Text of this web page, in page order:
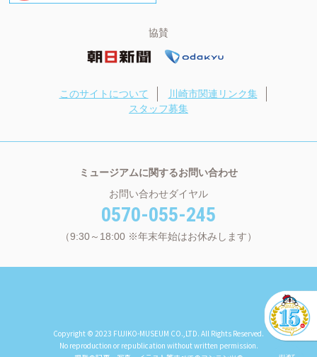
協賛
このサイトについて
川崎市関連リンク集
スタッフ募集
ミュージアムに関するお問い合わせ
お問い合わせダイヤル
0570-055-245
（9:30～18:00 ※年末年始はお休みします）
Copyright © 2023 FUJIKO-MUSEUM CO.,LTD. All Rights Reserved.
No reproduction or republication without written permission.